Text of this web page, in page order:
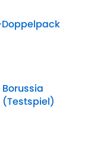
Doppelpack